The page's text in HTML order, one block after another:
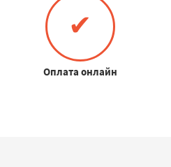
✔
Оплата онлайн